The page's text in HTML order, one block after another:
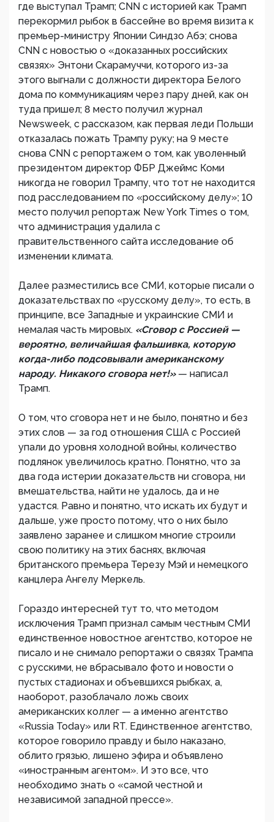
где выступал Трамп; CNN с историей как Трамп
перекормил рыбок в бассейне во время визита к
премьер-министру Японии Синдзо Абэ; снова
CNN c новостью о «доказанных российских
связях» Энтони Скарамуччи, которого из-за
этого выгнали с должности директора Белого
дома по коммуникациям через пару дней, как он
туда пришел; 8 место получил журнал
Newsweek, с рассказом, как первая леди Польши
отказалась пожать Трампу руку; на 9 месте
снова CNN с репортажем о том, как уволенный
президентом директор ФБР Джеймс Коми
никогда не говорил Трампу, что тот не находится
под расследованием по «российскому делу»; 10
место получил репортаж New York Times о том,
что администрация удалила с
правительственного сайта исследование об
изменении климата.
Далее разместились все СМИ, которые писали о
доказательствах по «русскому делу», то есть, в
принципе, все Западные и украинские СМИ и
немалая часть мировых. «Сговор с Россией —
вероятно, величайшая фальшивка, которую
когда-либо подсовывали американскому
народу. Никакого сговора нет!» — написал
Трамп.
О том, что сговора нет и не было, понятно и без
этих слов — за год отношения США с Россией
упали до уровня холодной войны, количество
подлянок увеличилось кратно. Понятно, что за
два года истерии доказательств ни сговора, ни
вмешательства, найти не удалось, да и не
удастся. Равно и понятно, что искать их будут и
дальше, уже просто потому, что о них было
заявлено заранее и слишком многие строили
свою политику на этих баснях, включая
британского премьера Терезу Мэй и немецкого
канцлера Ангелу Меркель.
Гораздо интересней тут то, что методом
исключения Трамп признал самым честным СМИ
единственное новостное агентство, которое не
писало и не снимало репортажи о связях Трампа
с русскими, не вбрасывало фото и новости о
пустых стадионах и объевшихся рыбках, а,
наоборот, разоблачало ложь своих
американских коллег — а именно агентство
«Russia Today» или RT. Единственное агентство,
которое говорило правду и было наказано,
облито грязью, лишено эфира и объявлено
«иностранным агентом». И это все, что
необходимо знать о «самой честной и
независимой западной прессе».